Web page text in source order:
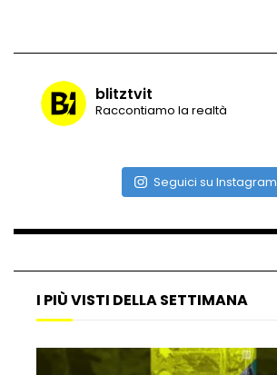
male
perde il controllo
blitztvit
Raccontiamo la realtà
Seguici su Instagram
I PIÙ VISTI DELLA SETTIMANA